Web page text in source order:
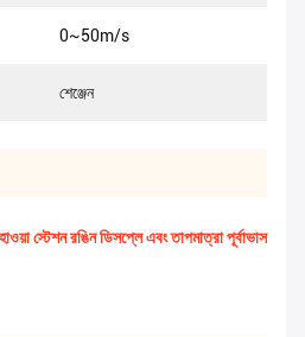
0~50m/s
শেঞ্জেন
স্টেশন রঙিন ডিসপ্লে এবং তাপমাত্রা পূর্বাভাস